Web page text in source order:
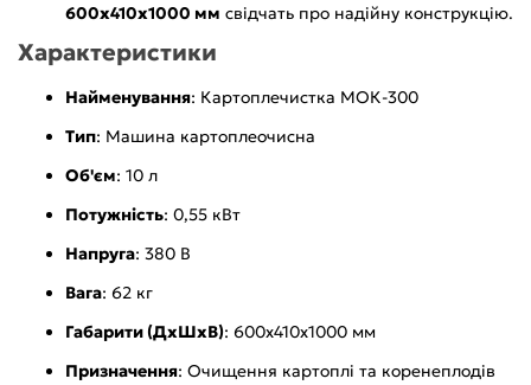
600х410х1000 мм свідчать про надійну конструкцію.
Характеристики
Найменування: Картоплечистка МОК-300
Тип: Машина картоплеочисна
Об'єм: 10 л
Потужність: 0,55 кВт
Напруга: 380 В
Вага: 62 кг
Габарити (ДхШхВ): 600х410х1000 мм
Призначення: Очищення картоплі та коренеплодів